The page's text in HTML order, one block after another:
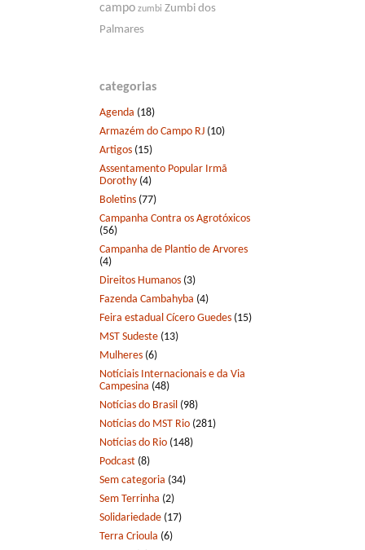
campo zumbi Zumbi dos
Palmares
categorias
Agenda (18)
Armazém do Campo RJ (10)
Artigos (15)
Assentamento Popular Irmã
Dorothy (4)
Boletins (77)
Campanha Contra os Agrotóxicos
(56)
Campanha de Plantio de Arvores
(4)
Direitos Humanos (3)
Fazenda Cambahyba (4)
Feira estadual Cícero Guedes (15)
MST Sudeste (13)
Mulheres (6)
Notíciais Internacionais e da Via
Campesina (48)
Notícias do Brasil (98)
Notícias do MST Rio (281)
Notícias do Rio (148)
Podcast (8)
Sem categoria (34)
Sem Terrinha (2)
Solidariedade (17)
Terra Crioula (6)